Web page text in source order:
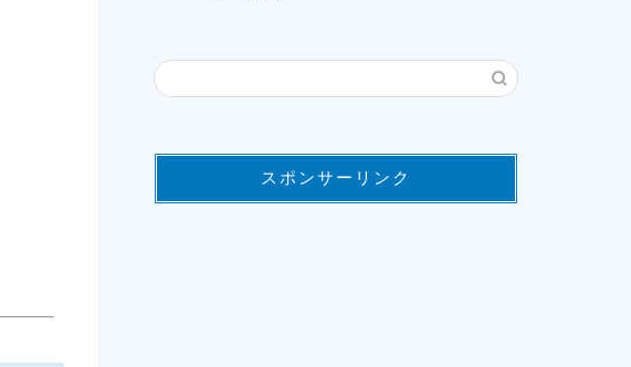
スポンサーリンク